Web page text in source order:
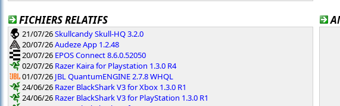
FICHIERS RELATIFS
21/07/26Skullcandy Skull-HQ 3.2.0
20/07/26Audeze App 1.2.48
20/07/26 EPOS Connect 8.6.0.52050
02/07/26 Razer Kaira for Playstation 1.3.0 R4
01/07/26 JBL QuantumENGINE 2.7.8 WHQL
24/06/26 Razer BlackShark V3 for Xbox 1.3.0 R1
24/06/26 Razer BlackShark V3 for PlayStation 1.3.0 R1